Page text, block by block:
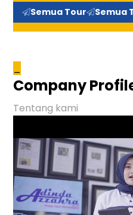
Semua Tour Semua
Company
Tentang kami